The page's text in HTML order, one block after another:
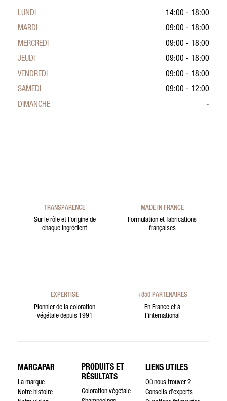
LUNDI
14:00 - 18:00
MARDI
09:00 - 18:00
MERCREDI
09:00 - 18:00
JEUDI
09:00 - 18:00
VENDREDI
09:00 - 18:00
SAMEDI
09:00 - 12:00
DIMANCHE
-
TRANSPARENCE
Sur le rôle et l’origine de
chaque ingrédient
MADE IN FRANCE
Formulation et fabrications
françaises
EXPERTISE
Pionnier de la coloration
végétale depuis 1991
+850 PARTENAIRES
En France et à
l’international
MARCAPAR
La marque
Notre histoire
PRODUITS ET
RÉSULTATS
Coloration végétale
LIENS UTILES
Où nous trouver ?
Conseils d’experts